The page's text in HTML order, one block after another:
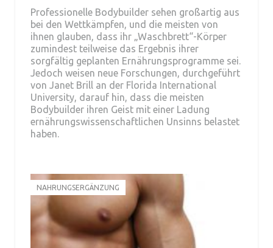
Professionelle Bodybuilder sehen großartig aus
bei den Wettkämpfen, und die meisten von
ihnen glauben, dass ihr „Waschbrett“-Körper
zumindest teilweise das Ergebnis ihrer
sorgfältig geplanten Ernährungsprogramme sei.
Jedoch weisen neue Forschungen, durchgeführt
von Janet Brill an der Florida International
University, darauf hin, dass die meisten
Bodybuilder ihren Geist mit einer Ladung
ernährungswissenschaftlichen Unsinns belastet
haben.
NAHRUNGSERGÄNZUNG